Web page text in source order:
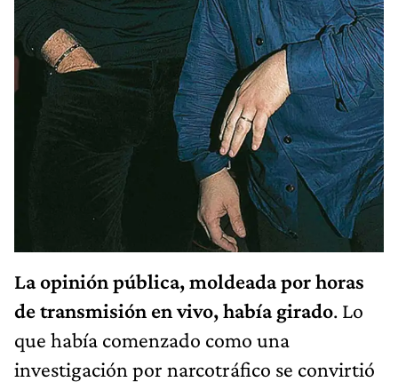
La opinión pública, moldeada por horas
de transmisión en vivo, había girado. Lo
que había comenzado como una
investigación por narcotráfico se convirtió